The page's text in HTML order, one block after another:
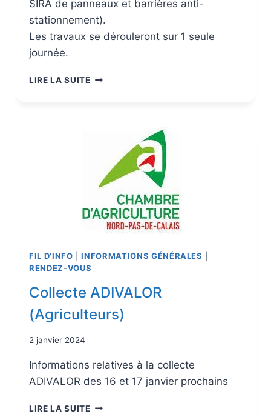
SIRA de panneaux et barrières anti-
stationnement).
Les travaux se dérouleront sur 1 seule
journée.
LIRE LA SUITE
FIL D'INFO |INFORMATIONS GÉNÉRALES
RENDEZ-VOUS
Collecte ADIVALOR
(Agriculteurs)
2 janvier 2024
Informations relatives à la collecte
ADIVALOR des 16 et 17 janvier prochains
LIRE LA SUITE